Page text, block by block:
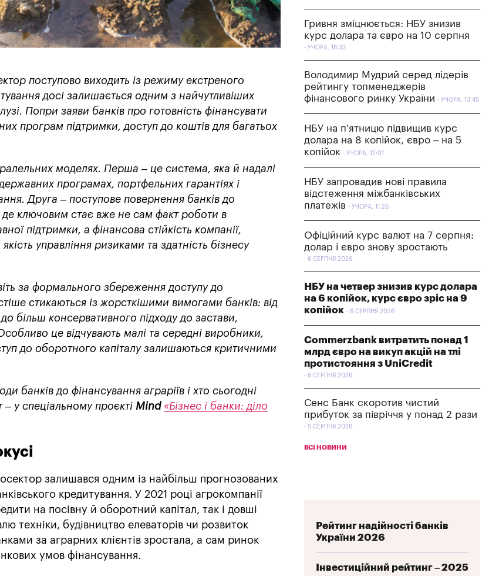
поступово виходить із режиму екстреного
досі залишається одним з найчутливіших
Попри заяви банків про готовність фінансувати
програм підтримки, доступ до коштів для багатьох
моделях. Перша – це система, яка й надалі
програмах, портфельних гарантіях і
Друга – поступове повернення банків до
де ключовим стає вже не сам факт роботи в
підтримки, а фінансова стійкість компанії,
управління ризиками та здатність бізнесу
за формального збереження доступу до
стикаються із жорсткішими вимогами банків: від
більш консервативного підходу до застави,
це відчувають малі та середні виробники,
до оборотного капіталу залишаються критичними
банків до фінансування аграріїв і хто сьогодні
у спеціальному проєкті Mind «Бізнес і банки: діло
залишався одним із найбільш прогнозованих
кредитування. У 2021 році агрокомпанії
на посівну й оборотний капітал, так і довші
техніки, будівництво елеваторів чи розвиток
за аграрних клієнтів зростала, а сам ринок
умов фінансування.
Гривня зміцнюється: НБУ знизив
курс долара та євро на 10 серпня
УЧОРА, 18:33
Володимир Мудрий серед лідерів
рейтингу топменеджерів
фінансового ринку України
УЧОРА, 13:45
НБУ на п'ятницю підвищив курс
долара на 8 копійок, євро – на 5
копійок
УЧОРА, 12:01
НБУ запровадив нові правила
відстеження міжбанківських
платежів
УЧОРА, 11:26
Офіційний курс валют на 7 серпня:
долар і євро знову зростають
6 СЕРПНЯ 2026
НБУ на четвер знизив курс долара
на 6 копійок, курс євро зріс на 9
копійок
6 СЕРПНЯ 2026
Commerzbank витратить понад 1
млрд євро на викуп акцій на тлі
протистояння з UniCredit
6 СЕРПНЯ 2026
Сенс Банк скоротив чистий
прибуток за півріччя у понад 2 рази
5 СЕРПНЯ 2026
ВСІ НОВИНИ
Рейтинг надійності банків
України 2026
Інвестиційний рейтинг – 2025